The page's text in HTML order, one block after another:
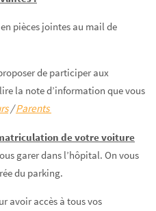
pièces jointes au mail de
de participer aux
la note d’information que vous
/Parents
de votre voiture
garer dans l’hôpital. On vous
du parking.
avoir accès à tous vos